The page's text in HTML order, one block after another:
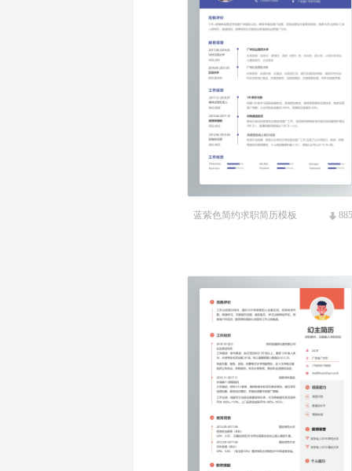
蓝紫色简约求职简历模板